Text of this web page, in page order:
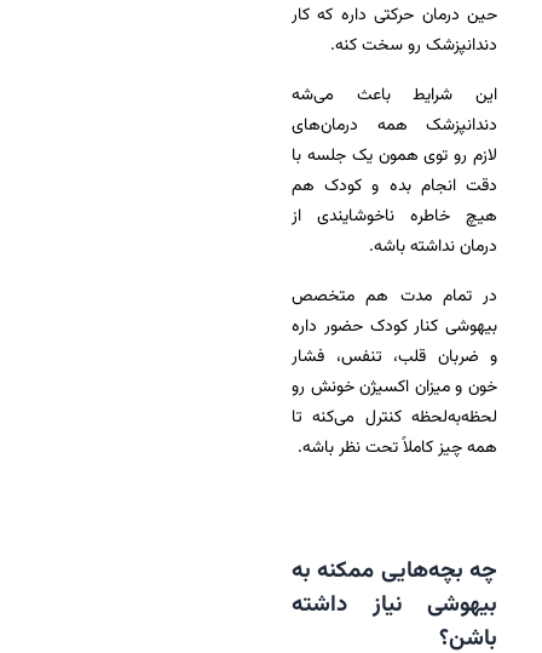
حین درمان حرکتی داره که کار
دندانپزشک رو سخت کنه.
این شرایط باعث می‌شه
دندانپزشک همه درمان‌های
لازم رو توی همون یک جلسه با
دقت انجام بده و کودک هم
هیچ خاطره ناخوشایندی از
درمان نداشته باشه.
در تمام مدت هم متخصص
بیهوشی کنار کودک حضور داره
و ضربان قلب، تنفس، فشار
خون و میزان اکسیژن خونش رو
لحظه‌به‌لحظه کنترل می‌کنه تا
همه چیز کاملاً تحت نظر باشه.
چه بچه‌هایی ممکنه به
بیهوشی نیاز داشته
باشن؟